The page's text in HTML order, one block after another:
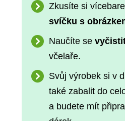
Zkusíte si
svíčku s
Naučíte se
včelaře.
Svůj výrobek si v
také zabalit do
a budete mít